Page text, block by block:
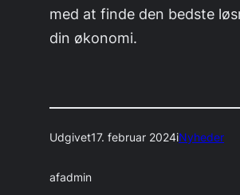
med at finde den bedste
din økonomi.
Udgivet17. februar 2024iNyheder
afadmin